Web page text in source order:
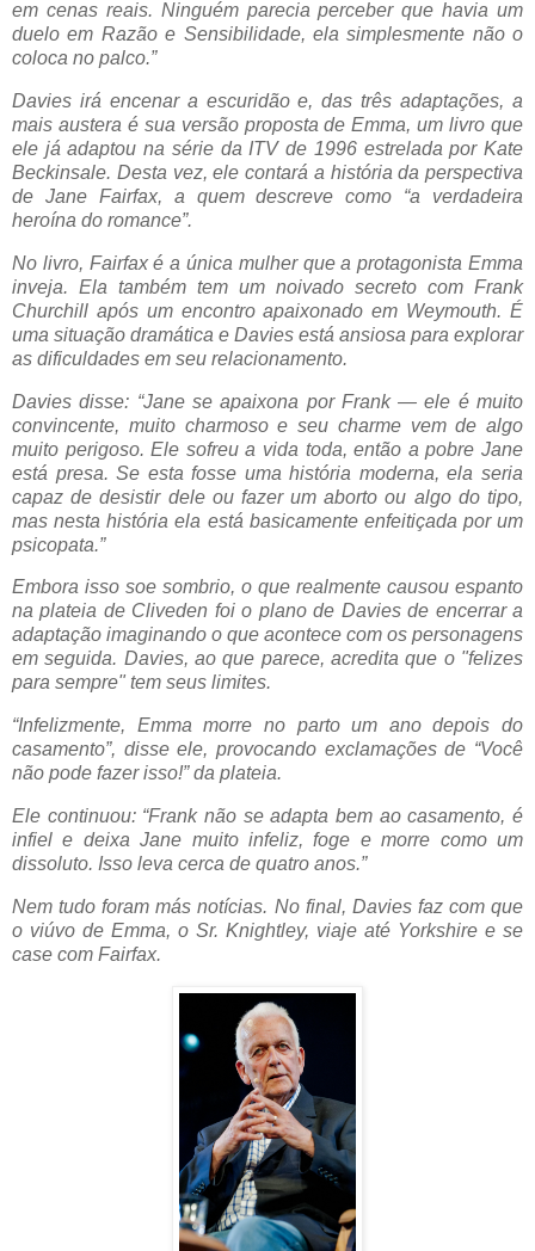
em cenas reais. Ninguém parecia perceber que havia um
duelo em Razão e Sensibilidade, ela simplesmente não o
coloca no palco.”
Davies irá encenar a escuridão e, das três adaptações, a
mais austera é sua versão proposta de Emma, ​​um livro que
ele já adaptou na série da ITV de 1996 estrelada por Kate
Beckinsale. Desta vez, ele contará a história da perspectiva
de Jane Fairfax, a quem descreve como “a verdadeira
heroína do romance”.
No livro, Fairfax é a única mulher que a protagonista Emma
inveja. Ela também tem um noivado secreto com Frank
Churchill após um encontro apaixonado em Weymouth. É
uma situação dramática e Davies está ansiosa para explorar
as dificuldades em seu relacionamento.
Davies disse: “Jane se apaixona por Frank — ele é muito
convincente, muito charmoso e seu charme vem de algo
muito perigoso. Ele sofreu a vida toda, então a pobre Jane
está presa. Se esta fosse uma história moderna, ela seria
capaz de desistir dele ou fazer um aborto ou algo do tipo,
mas nesta história ela está basicamente enfeitiçada por um
psicopata.”
Embora isso soe sombrio, o que realmente causou espanto
na plateia de Cliveden foi o plano de Davies de encerrar a
adaptação imaginando o que acontece com os personagens
em seguida. Davies, ao que parece, acredita que o "felizes
para sempre" tem seus limites.
“Infelizmente, Emma morre no parto um ano depois do
casamento”, disse ele, provocando exclamações de “Você
não pode fazer isso!” da plateia.
Ele continuou: “Frank não se adapta bem ao casamento, é
infiel e deixa Jane muito infeliz, foge e morre como um
dissoluto. Isso leva cerca de quatro anos.”
Nem tudo foram más notícias. No final, Davies faz com que
o viúvo de Emma, ​​o Sr. Knightley, viaje até Yorkshire e se
case com Fairfax.